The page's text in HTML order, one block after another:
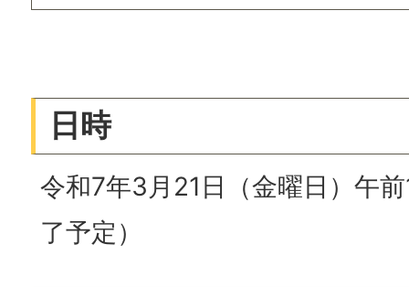
日時
令和7年3月21日（金曜日）午
了予定）